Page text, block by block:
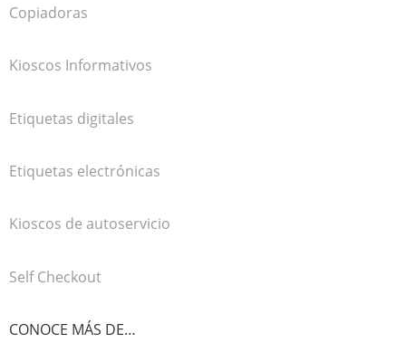
Copiadoras
Kioscos Informativos
Etiquetas digitales
Etiquetas electrónicas
Kioscos de autoservicio
Self Checkout
CONOCE MÁS DE…